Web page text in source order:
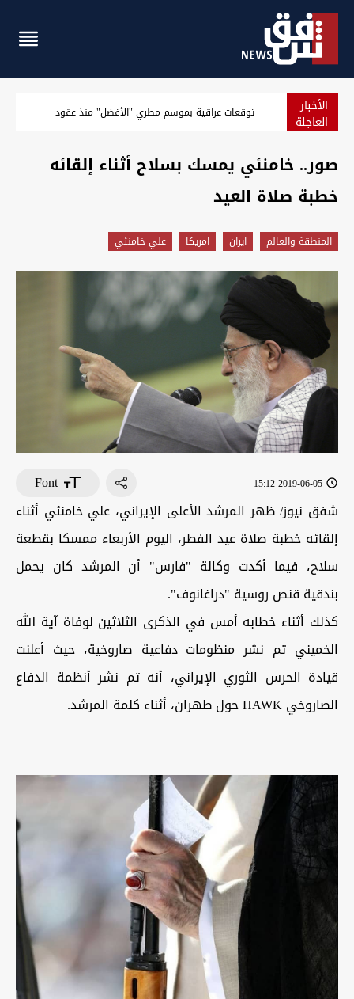
الأخبار
العاجلة بغداد.. إغلاق سريع الشعلة بعد انفجار صهريج واحتراق سيارات
صور.. خامنئي يمسك بسلاح أثناء إلقائه
خطبة صلاة العيد
المنطقة والعالم ايران امريكا علي خامنئي
2019-06-05 15:12
Font
شفق نيوز/ ظهر المرشد الأعلى الإيراني، علي خامنئي أثناء
إلقائه خطبة صلاة عيد الفطر، اليوم الأربعاء ممسكا بقطعة
سلاح، فيما أكدت وكالة "فارس" أن المرشد كان يحمل
بندقية قنص روسية "دراغانوف".
كذلك أثناء خطابه أمس في الذكرى الثلاثين لوفاة آية الله
الخميني تم نشر منظومات دفاعية صاروخية، حيث أعلنت
قيادة الحرس الثوري الإيراني، أنه تم نشر أنظمة الدفاع
الصاروخي HAWK حول طهران، أثناء كلمة المرشد.